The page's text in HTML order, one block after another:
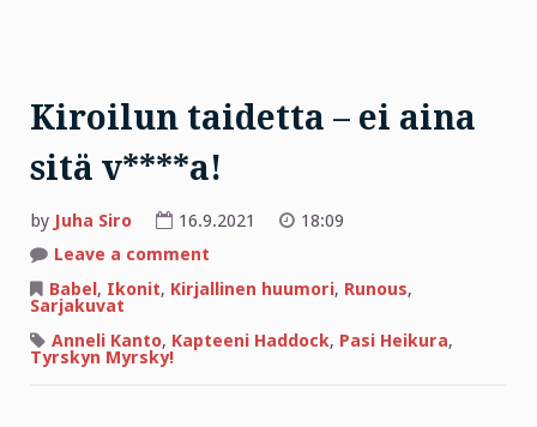
Kiroilun taidetta – ei aina
sitä v****a!
by Juha Siro 16.9.2021
18:09
Leave a comment
taidetta
aina
Babel , Ikonit, Kirjallinen huumori, Runous,
Sarjakuvat
Anneli Kanto, Kapteeni Haddock, Pasi Heikura,
Tyrskyn Myrsky!